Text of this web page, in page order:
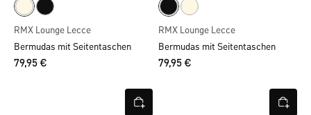
RMX Lounge Lecce
Bermudas mit Seitentaschen
79,95 €
RMX Lounge Lecce
Bermudas mit Seitentaschen
79,95 €